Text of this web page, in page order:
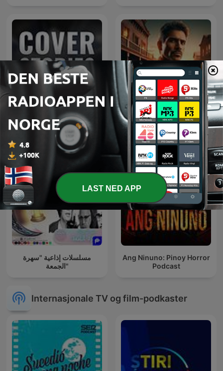
Cover Stories: Spies,
Books & Entertainment
Western Radio
مسلسلات إذاعية "سهرة
الجمعة"
Ang Ninuno: Pinoy Horror
Podcast
Internasjonale TV og film-podkaster
LAST NED APP